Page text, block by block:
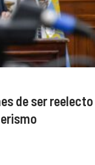
de ser reelecto